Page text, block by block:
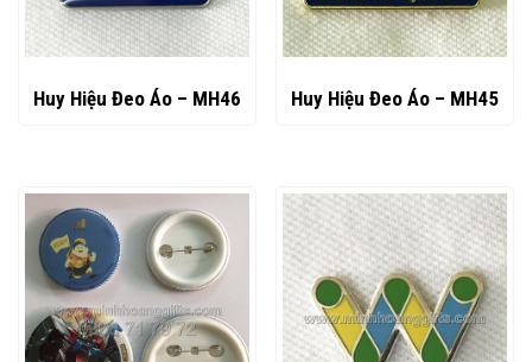
Huy Hiệu Đeo Áo – MH46 Huy Hiệu Đeo Áo – MH45